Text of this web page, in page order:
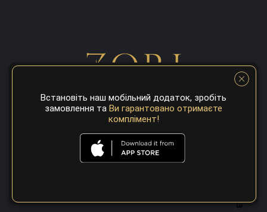
Встановіть наш мобільний додаток, зробіть
замовлення та Ви гарантовано отримаєте
комплімент!